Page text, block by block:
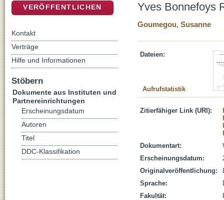
Yves Bonnefoys
Goumegou, Susanne
Dateien:
Aufrufstatistik
Zitierfähiger Link (URI):
Dokumentart:
Erscheinungsdatum:
Originalveröffentlichung:
Sprache:
Fakultät:
VERÖFFENTLICHEN
Kontakt
Verträge
Hilfe und Informationen
Stöbern
Dokumente aus Instituten und
Partnereinrichtungen
Erscheinungsdatum
Autoren
Titel
DDC-Klassifikation